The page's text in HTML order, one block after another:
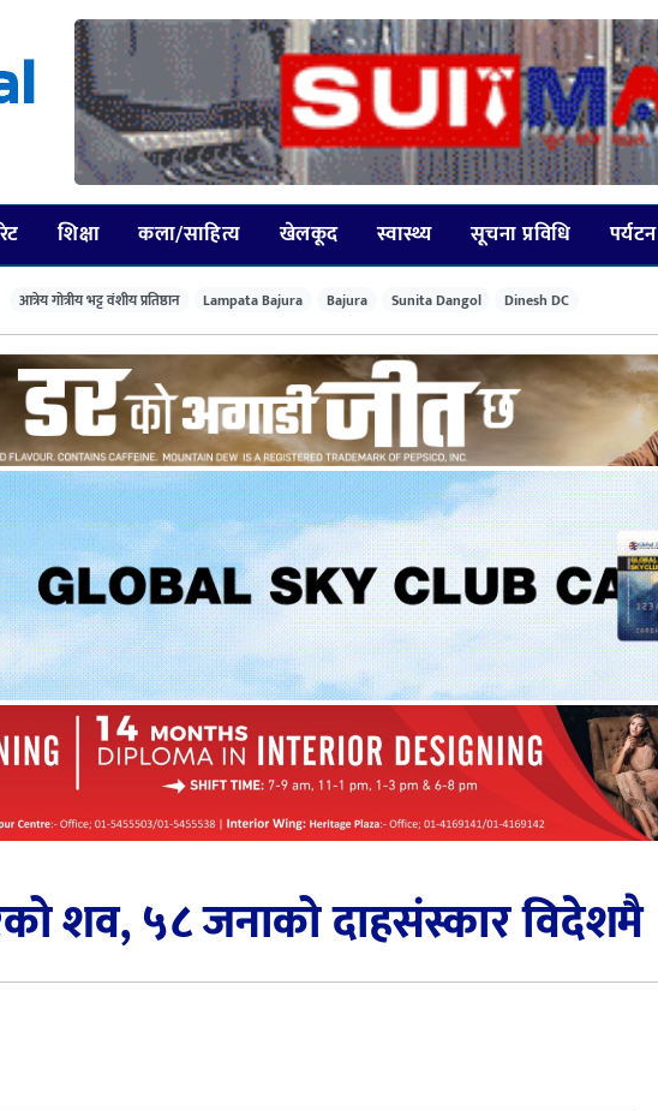
शिक्षा कला/साहित्य खेलकूद स्वास्थ्य सूचना प्रविधि पर्यटन
आत्रेय गोत्रीय भट्ट वंशीय प्रतिष्ठान Lampata Bajura Bajura Sunita Dangol Dinesh DC
शव, ५८ जनाको दाहसंस्कार विदेशमै